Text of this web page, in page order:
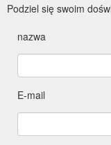
Podziel się swoim
nazwa
E-mail